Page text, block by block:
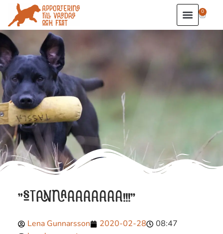
0
”STANNAAAAAAAA!!!”
Lena Gunnarsson 2020-02-28
08:47